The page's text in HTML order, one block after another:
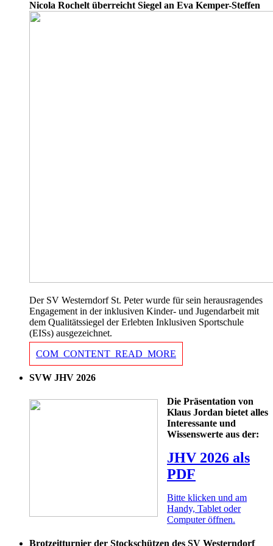
Nicola Rochelt überreicht Siegel an Eva Kemper-Steffen
Der SV Westerndorf St. Peter wurde für sein herausragendes
Engagement in der inklusiven Kinder- und Jugendarbeit mit
dem Qualitätssiegel der Erlebten Inklusiven Sportschule
(EISs) ausgezeichnet.
COM_CONTENT_READ_MORE
SVW JHV 2026
Die Präsentation von
Klaus Jordan bietet alles
Interessante und
Wissenswerte aus der:
JHV 2026 als
PDF
Bitte klicken und am
Handy, Tablet oder
Computer öffnen.
Brotzeitturnier der Stockschützen des SV Westerndorf